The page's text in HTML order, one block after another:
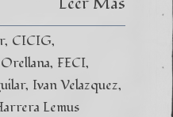
CICIG
FECI
Ivan Velazquez
Lemus